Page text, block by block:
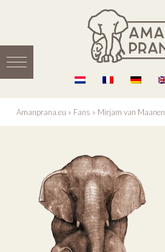
Amanprana.eu » Fans » Mirjam van Maanen